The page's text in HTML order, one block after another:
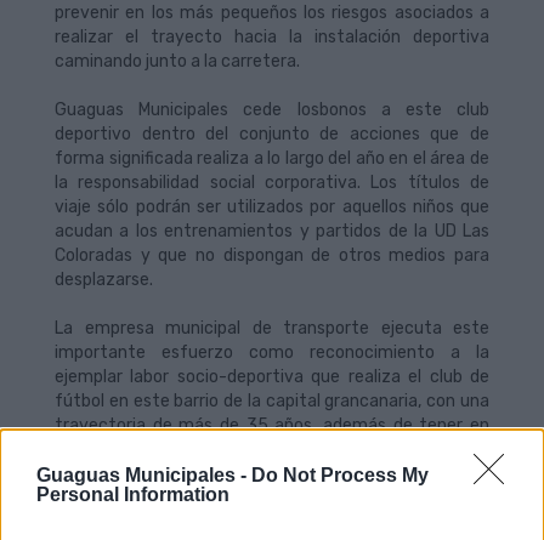
Guaguas Municipales - Do Not Process My
Personal Information
prevenir en los más pequeños los riesgos asociados a
realizar el trayecto hacia la instalación deportiva
caminando junto a la carretera.
Guaguas Municipales cede losbonos a este club
deportivo dentro del conjunto de acciones que de
forma significada realiza a lo largo del año en el área de
la responsabilidad social corporativa. Los títulos de
viaje sólo podrán ser utilizados por aquellos niños que
acudan a los entrenamientos y partidos de la UD Las
Coloradas y que no dispongan de otros medios para
desplazarse.
La empresa municipal de transporte ejecuta este
importante esfuerzo como reconocimiento a la
ejemplar labor socio-deportiva que realiza el club de
fútbol en este barrio de la capital grancanaria, con una
trayectoria de más de 35 años, además de tener en
cuenta las singulares condiciones de ubicación del
campo de fútbol municipal 'Jorge Pulido'.